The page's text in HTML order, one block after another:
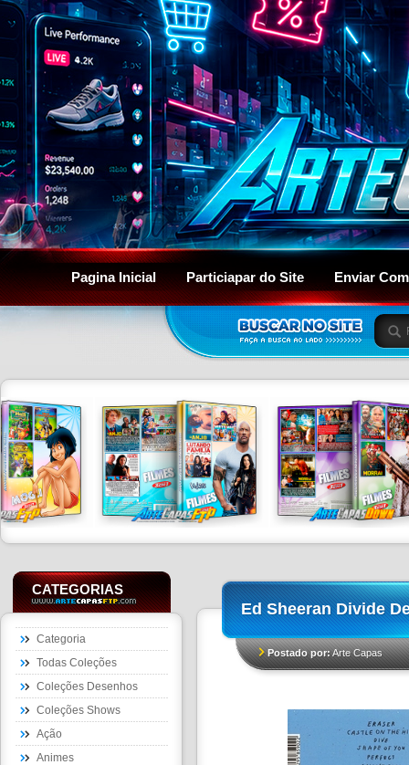
Pagina Inicial Particiapar do Site Enviar
CATEGORIAS
Categoria
Todas Coleções
Coleções Desenhos
Coleções Shows
Ação
Animes
Ed Sheeran Divide
Postado por:Arte Capas